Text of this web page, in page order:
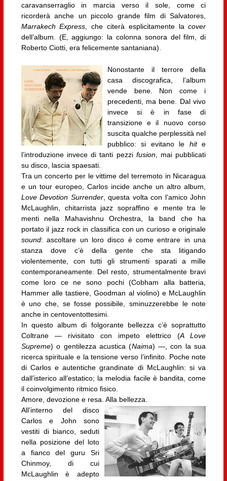
caravanserraglio in marcia verso il sole, come ci
ricorderà anche un piccolo grande film di Salvatores,
Marrakech Express , che citerà esplicitamente lacover
dell’album. (E, aggiungo: la colonna sonora del film, di
Roberto Ciotti, era felicemente santaniana).
Nonostante il terrore della
casa discografica, l’album
vende bene. Non come i
precedenti, ma bene. Dal vivo
invece si è in fase di
transizione e il nuovo corso
suscita qualche perplessità nel
pubblico: si evitano le hite
l’introduzione invece di tanti pezzi fusion, mai pubblicati
su disco, lascia spaesati.
Tra un concerto per le vittime del terremoto in Nicaragua
e un tour europeo, Carlos incide anche un altro album,
Love Devotion Surrender, questa volta con l’amico John
McLaughlin, chitarrista jazz sopraffino e mente tra le
menti nella Mahavishnu Orchestra, la band che ha
portato il jazz rock in classifica con un curioso e originale
sound: ascoltare un loro disco è come entrare in una
stanza dove c’è della gente che sta litigando
violentemente, con tutti gli strumenti sparati a mille
contemporaneamente. Del resto, strumentalmente bravi
come loro ce ne sono pochi (Cobham alla batteria,
Hammer alle tastiere, Goodman al violino) e McLaughlin
è uno che, se fosse possibile, sminuzzerebbe le note
anche in centoventottesimi.
In questo album di folgorante bellezza c’è soprattutto
Coltrane — rivisitato con impeto elettrico (A Love
Supreme) o gentilezza acustica (Naima) —, con la sua
ricerca spirituale e la tensione verso l’infinito. Poche note
di Carlos e autentiche grandinate di McLaughlin: si va
dall’isterico all’estatico; la melodia facile è bandita, come
il coinvolgimento ritmico fisico.
Amore, devozione e resa. Alla bellezza.
All’interno del disco
Carlos e John sono
vestiti di bianco, seduti
nella posizione del loto
a fianco del guru Sri
Chinmoy, di cui
McLaughlin è adepto